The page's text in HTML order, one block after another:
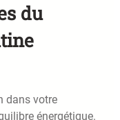
du
dans votre
énergétique.